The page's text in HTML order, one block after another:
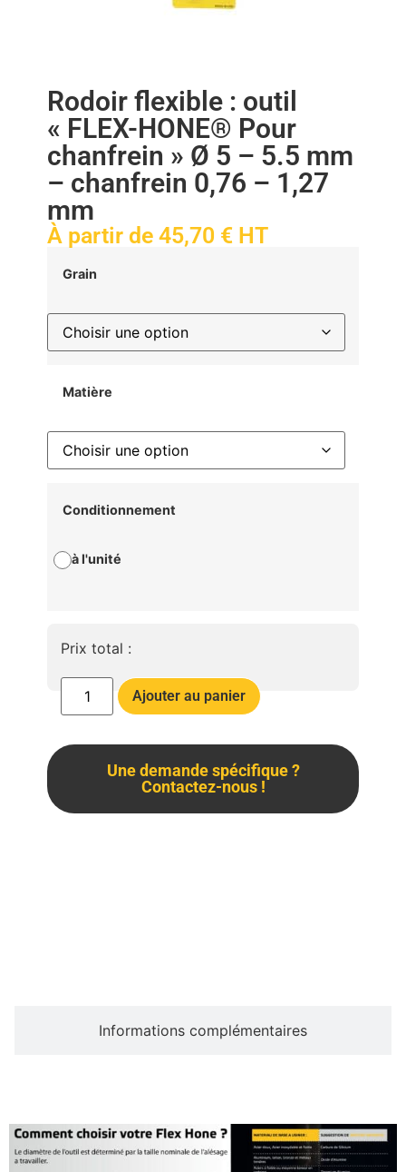
Rodoir flexible : outil
« FLEX-HONE® Pour
chanfrein » Ø 5 – 5.5 mm
– chanfrein 0,76 – 1,27
mm
À partir de 45,70 € HT
Grain
Matière
Conditionnement
à l'unité
Prix total :
Ajouter au panier
Une demande spécifique ?
Contactez-nous !
Informations complémentaires